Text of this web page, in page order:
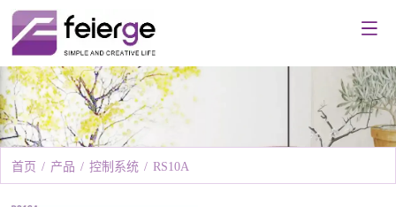
首页 / 产品 / 控制系统 / RS10A